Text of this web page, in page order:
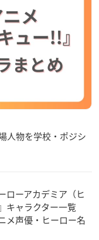
人物を学校・ポジシ
ローアカデミア（ヒ
キャラクター一覧
メ声優・ヒーロー名